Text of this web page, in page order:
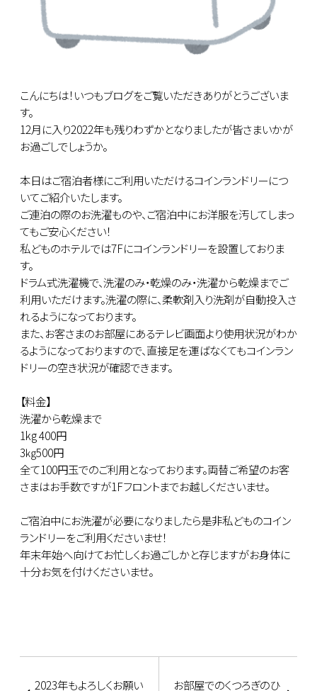
こんにちは！いつもブログをご覧いただきありがとうございま
す。
12月に入り2022年も残りわずかとなりましたが皆さまいかが
お過ごしでしょうか。
本日はご宿泊者様にご利用いただけるコインランドリーにつ
いてご紹介いたします。
ご連泊の際のお洗濯ものや、ご宿泊中にお洋服を汚してしまっ
てもご安心ください！
私どものホテルでは7Fにコインランドリーを設置しておりま
す。
ドラム式洗濯機で、洗濯のみ・乾燥のみ・洗濯から乾燥までご
利用いただけます。洗濯の際に、柔軟剤入り洗剤が自動投入さ
れるようになっております。
また、お客さまのお部屋にあるテレビ画面より使用状況がわか
るようになっておりますので、直接足を運ばなくてもコインラン
ドリーの空き状況が確認できます。
【料金】
洗濯から乾燥まで
1kg 400円
3㎏500円
全て100円玉でのご利用となっております。両替ご希望のお客
さまはお手数ですが1Fフロントまでお越しくださいませ。
ご宿泊中にお洗濯が必要になりましたら是非私どものコイン
ランドリーをご利用くださいませ！
年末年始へ向けてお忙しくお過ごしかと存じますがお身体に
十分お気を付けくださいませ。
2023年もよろしくお願い
お部屋でのくつろぎのひ